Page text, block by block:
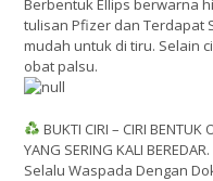
Berbentuk Ellips berwarna
tulisan Pfizer dan Terdapat
mudah untuk di tiru. Selain
obat palsu.
BUKTI CIRI – CIRI BENTUK
YANG SERING KALI BEREDAR.
Selalu Waspada Dengan